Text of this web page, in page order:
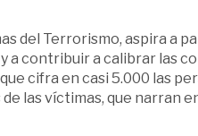
del Terrorismo, aspira a
a contribuir a calibrar las
cifra en casi 5.000 las
las víctimas, que narran